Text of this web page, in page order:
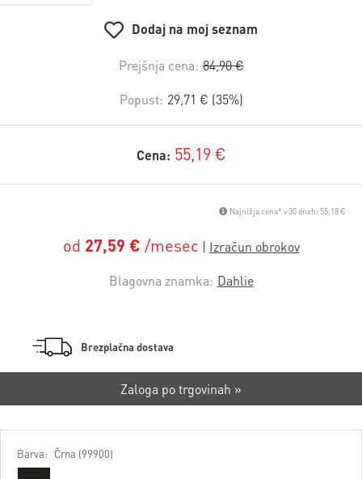
Dodaj na moj seznam
Prejšnja cena: 84,90 €
Popust: 29,71 € (35%)
Cena: 55,19 €
Najnižja cena* v 30 dneh: 55,18 €
od 27,59 € /mesec
Blagovna znamka: Dahlie
Brezplačna dostava
Zaloga po trgovinah »
Barva: Črna (99900)